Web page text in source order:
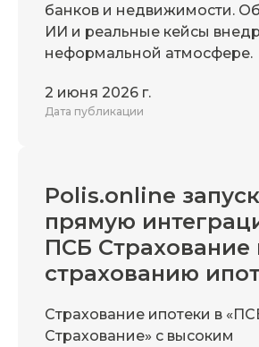
банков и недвижимости.
ИИ и реальные кейсы
неформальной атмосфере.
2 июня 2026 г.
Дата публикации
Polis.online
прямую
ПСБ Страхование
страхованию
Страхование ипотеки в
Страхование» с высоким